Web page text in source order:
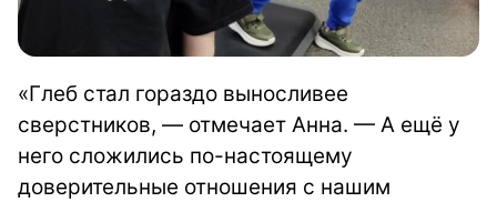
«Глеб стал гораздо выносливее
сверстников, — отмечает Анна. — А ещё у
него сложились по-настоящему
доверительные отношения с нашим